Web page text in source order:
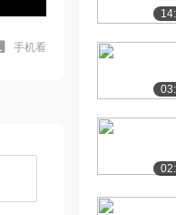
手机看